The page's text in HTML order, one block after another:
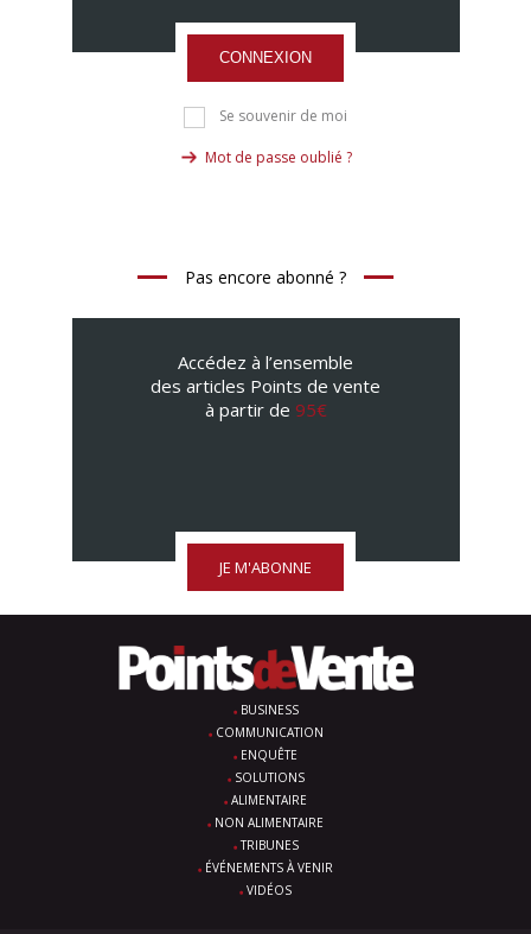
CONNEXION
Se souvenir de moi
Mot de passe oublié ?
Pas encore abonné ?
Accédez à l’ensemble
des articles Points de vente
à partir de 95€
JE M'ABONNE
BUSINESS
COMMUNICATION
ENQUÊTE
SOLUTIONS
ALIMENTAIRE
NON ALIMENTAIRE
TRIBUNES
ÉVÉNEMENTS À VENIR
VIDÉOS